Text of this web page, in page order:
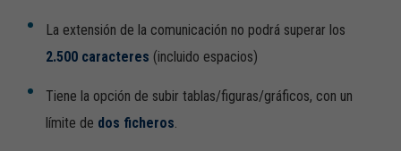
La extensión de la comunicación no podrá superar los
2.500 caracteres (incluido espacios)
Tiene la opción de subir tablas/figuras/gráficos, con un
límite de dos ficheros.